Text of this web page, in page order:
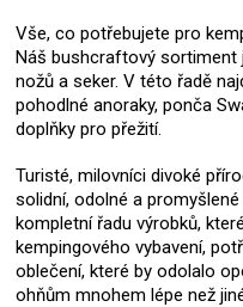
Vše, co potřebujete pro
Náš bushcraftový sortiment
nožů a seker. V této řadě
pohodlné anoraky, ponča
doplňky pro přežití.
Turisté, milovníci divoké
solidní, odolné a
kompletní řadu výrobků,
kempingového vybavení,
oblečení, které by odolalo
ohňům mnohem lépe než